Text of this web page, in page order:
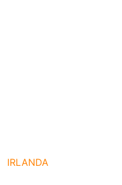
IRLANDA